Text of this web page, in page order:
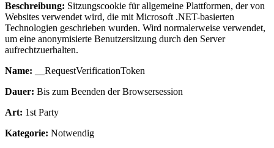
Beschreibung: Sitzungscookie für allgemeine Plattformen, der von
Websites verwendet wird, die mit Microsoft .NET-basierten
Technologien geschrieben wurden. Wird normalerweise verwendet,
um eine anonymisierte Benutzersitzung durch den Server
aufrechtzuerhalten.
Name: __RequestVerificationToken
Dauer: Bis zum Beenden der Browsersession
Art: 1st Party
Kategorie: Notwendig